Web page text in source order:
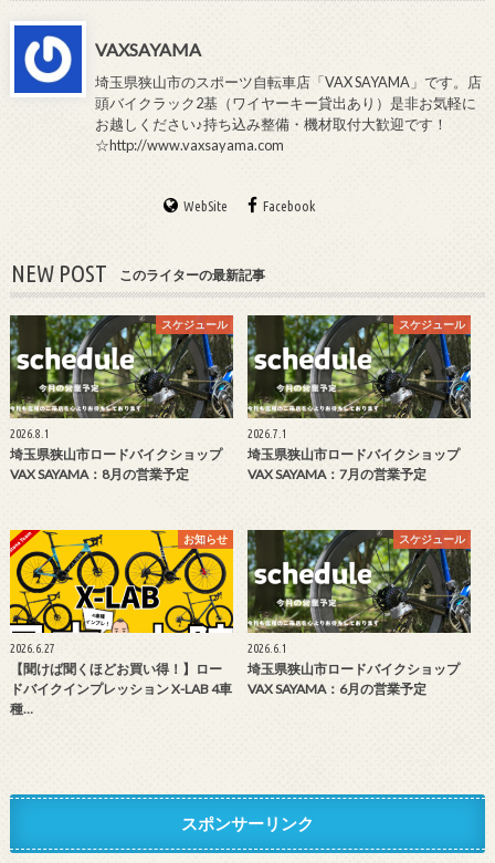
VAXSAYAMA
埼玉県狭山市のスポーツ自転車店「VAX SAYAMA」です。店
頭バイクラック2基（ワイヤーキー貸出あり）是非お気軽に
お越しください♪持ち込み整備・機材取付大歓迎です！
☆http://www.vaxsayama.com
WebSite Facebook
NEW POST このライターの最新記事
スケジュール
2026.8.1
埼玉県狭山市ロードバイクショップ
VAX SAYAMA：8月の営業予定
スケジュール
2026.7.1
埼玉県狭山市ロードバイクショップ
VAX SAYAMA：7月の営業予定
お知らせ
2026.6.27
【聞けば聞くほどお買い得！】ロー
ドバイクインプレッション X-LAB 4車
種…
スケジュール
2026.6.1
埼玉県狭山市ロードバイクショップ
VAX SAYAMA：6月の営業予定
スポンサーリンク